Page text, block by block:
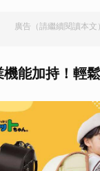
廣告（請繼續閱讀本文）
能加持！輕